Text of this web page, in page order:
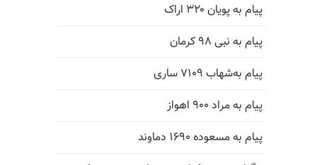
پیام به پویان ۳۲۰ اراک
پیام به نبی ۹۸ کرمان
پیام به‌شهاب ۷۱۰۹ ساری
پیام به مراد ۹۰۰ اهواز
پیام به مسعوده ۱۶۹۰ دماوند